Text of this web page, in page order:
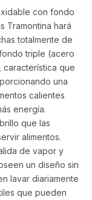
con fondo
Tramontina hará
totalmente de
triple (acero
que
una
calientes
energía.
que las
alimentos.
de vapor y
un diseño sin
lavar diariamente
que pueden